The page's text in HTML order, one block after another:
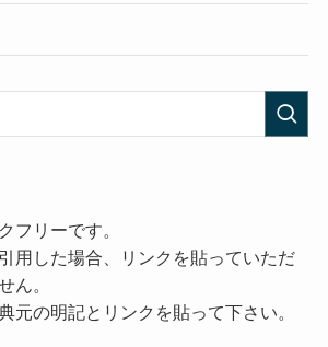
フリーです。
用した場合、リンクを貼っていただ
ん。
元の明記とリンクを貼って下さい。